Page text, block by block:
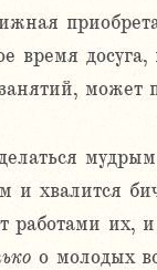
время
может
мудрым
и хвалится
работами их, и
о молодых